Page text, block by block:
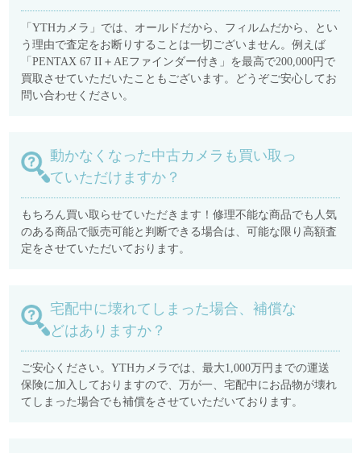
「YTHカメラ」では、オールドだから、フィルムだから、とい
う理由で査定をお断りすることは一切ございません。例えば
「PENTAX 67 II＋AEファインダー付き」を最高で200,000円で
買取させていただいたこともございます。どうぞご安心してお
問い合わせください。
動かなくなった中古カメラも買い取っ
ていただけますか？
もちろん買い取らせていただきます！修理不能な商品でも人気
のある商品で販売可能と判断できる場合は、可能な限り高額査
定をさせていただいております。
宅配中に壊れてしまった場合、補償な
どはありますか？
ご安心ください。YTHカメラでは、最大1,000万円までの運送
保険に加入しておりますので、万が一、宅配中にお品物が壊れ
てしまった場合でも補償をさせていただいております。